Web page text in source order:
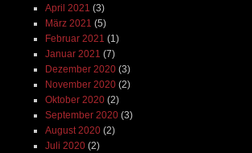
April 2021 (3)
März 2021 (5)
Februar 2021 (1)
Januar 2021 (7)
Dezember 2020(3)
November 2020(2)
Oktober 2020(2)
September 2020(3)
August 2020(2)
Juli 2020(2)